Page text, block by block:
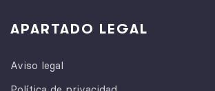
APARTADO LEGAL
Aviso legal